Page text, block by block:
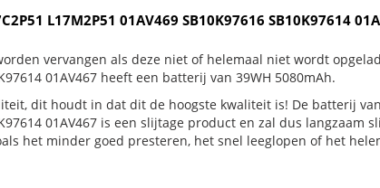
L17M2P51 01AV469 SB10K97616 SB10K97614
vervangen als deze niet of helemaal niet wordt
01AV467 heeft een batterij van 39WH 5080mAh.
dit houdt in dat dit de hoogste kwaliteit is! De batterij van
01AV467 is een slijtage product en zal dus
het minder goed presteren, het snel leeglopen of het